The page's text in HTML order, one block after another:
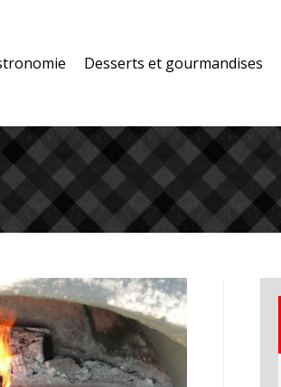
Desserts et gourmandises
Vous êtes ici :